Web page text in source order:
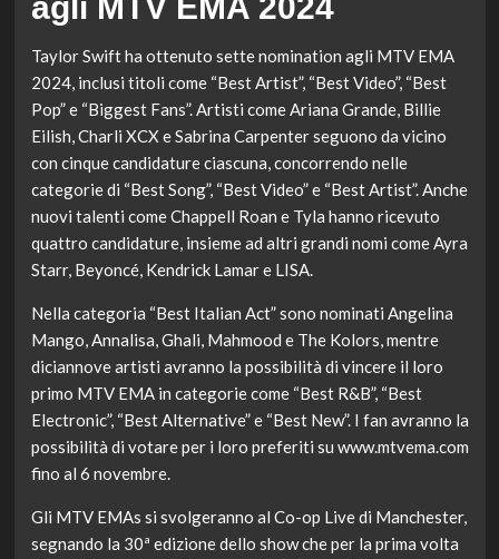
agli MTV EMA 2024
Taylor Swift ha ottenuto sette nomination agli MTV EMA
2024, inclusi titoli come “Best Artist”, “Best Video”, “Best
Pop” e “Biggest Fans”. Artisti come Ariana Grande, Billie
Eilish, Charli XCX e Sabrina Carpenter seguono da vicino
con cinque candidature ciascuna, concorrendo nelle
categorie di “Best Song”, “Best Video” e “Best Artist”. Anche
nuovi talenti come Chappell Roan e Tyla hanno ricevuto
quattro candidature, insieme ad altri grandi nomi come Ayra
Starr, Beyoncé, Kendrick Lamar e LISA.
Nella categoria “Best Italian Act” sono nominati Angelina
Mango, Annalisa, Ghali, Mahmood e The Kolors, mentre
diciannove artisti avranno la possibilità di vincere il loro
primo MTV EMA in categorie come “Best R&B”, “Best
Electronic”, “Best Alternative” e “Best New”. I fan avranno la
possibilità di votare per i loro preferiti su www.mtvema.com
fino al 6 novembre.
Gli MTV EMAs si svolgeranno al Co-op Live di Manchester,
segnando la 30ª edizione dello show che per la prima volta